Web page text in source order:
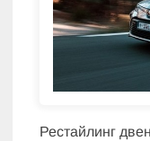
Рестайлинг